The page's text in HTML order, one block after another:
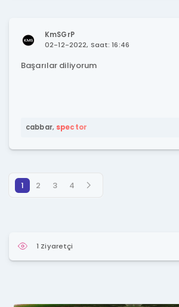
KmSGrP
02-12-2022, Saat: 16:46
Başarılar diliyorum
cabbar, spector
1 2 3 4
1 Ziyaretçi